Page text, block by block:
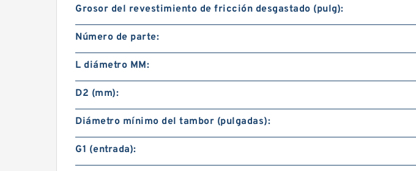
Grosor del revestimiento de fricción desgastado (pulg):
Número de parte:
L diámetro MM:
D2 (mm):
Diámetro mínimo del tambor (pulgadas):
G1 (entrada):